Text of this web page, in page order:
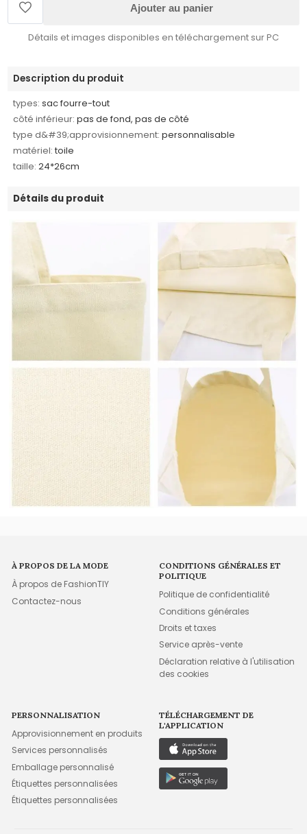
Ajouter au panier
Détails et images disponibles en téléchargement sur PC
Description du produit
types: sac fourre-tout
côté inférieur: pas de fond, pas de côté
type d&#39;approvisionnement: personnalisable
matériel: toile
taille: 24*26cm
Détails du produit
À PROPOS DE LA MODE
À propos de FashionTIY
Contactez-nous
CONDITIONS GÉNÉRALES ET
POLITIQUE
Politique de confidentialité
Conditions générales
Droits et taxes
Service après-vente
Déclaration relative à l'utilisation
des cookies
PERSONNALISATION
Approvisionnement en produits
Services personnalisés
Emballage personnalisé
Étiquettes personnalisées
Étiquettes personnalisées
TÉLÉCHARGEMENT DE
L'APPLICATION